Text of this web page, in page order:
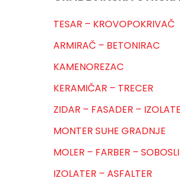
TESAR – KROVOPOKRIVAČ
ARMIRAČ – BETONIRAC
KAMENOREZAC
KERAMIČAR – TRECER
ZIDAR – FASADER –
MONTER SUHE GRADNJE
MOLER – FARBER –
IZOLATER – ASFALTER